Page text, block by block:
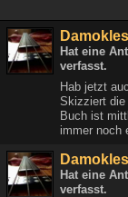
Damokles
Hat eine
verfasst.
Hab jetzt
Skizziert die
Buch ist
immer noch
Damokles
Hat eine
verfasst.